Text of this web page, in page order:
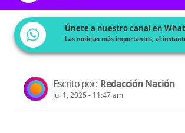
Únete a nuestro canal en
Las noticias más importantes, al
Escrito por: Redacción Nación
Jul 1, 2025 - 11:47 am